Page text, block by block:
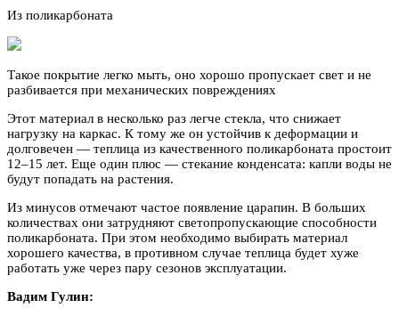
Из поликарбоната
Такое покрытие легко мыть, оно хорошо пропускает свет и не
разбивается при механических повреждениях
Этот материал в несколько раз легче стекла, что снижает
нагрузку на каркас. К тому же он устойчив к деформации и
долговечен — теплица из качественного поликарбоната простоит
12–15 лет. Еще один плюс — стекание конденсата: капли воды не
будут попадать на растения.
Из минусов отмечают частое появление царапин. В больших
количествах они затрудняют светопропускающие способности
поликарбоната. При этом необходимо выбирать материал
хорошего качества, в противном случае теплица будет хуже
работать уже через пару сезонов эксплуатации.
Вадим Гулин: